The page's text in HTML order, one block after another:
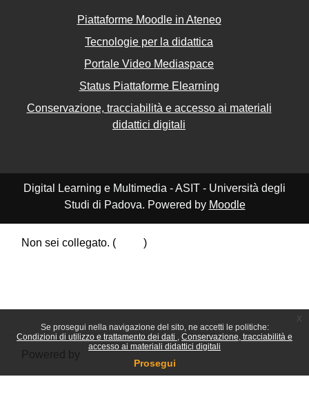
Se prosegui nella navigazione del sito, ne accetti le politiche:
Condizioni di utilizzo e trattamento dei dati
Conservazione, tracciabilità e
accesso ai materiali didattici digitali
Prosegui
Piattaforme Moodle in Ateneo
Tecnologie per la didattica
Portale Video Mediaspace
Status Piattaforme Elearning
Conservazione, tracciabilità e accesso ai materiali
didattici digitali
Digital Learning e Multimedia - ASIT - Università degli
Studi di Padova. Powered by Moodle
Non sei collegato. (
)
Powered by Moodle